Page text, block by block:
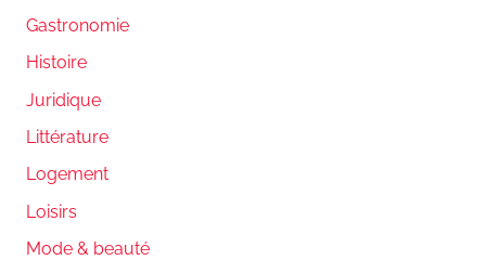
Gastronomie
Histoire
Juridique
Littérature
Logement
Loisirs
Mode & beauté